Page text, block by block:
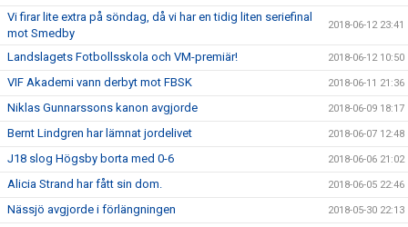
Vi firar lite extra på söndag, då vi har en tidig liten seriefinal
mot Smedby
2018-06-12 23:41
Landslagets Fotbollsskola och VM-premiär! 2018-06-12 10:50
VIF Akademi vann derbyt mot FBSK 2018-06-11 21:36
Niklas Gunnarssons kanon avgjorde 2018-06-09 18:17
Bernt Lindgren har lämnat jordelivet 2018-06-07 12:48
J18 slog Högsby borta med 0-6 2018-06-06 21:02
Alicia Strand har fått sin dom. 2018-06-05 22:46
Nässjö avgjorde i förlängningen 2018-05-30 22:13